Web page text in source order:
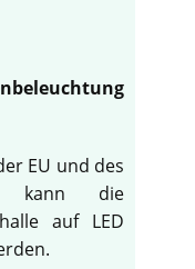
EU und des
kann die
auf LED